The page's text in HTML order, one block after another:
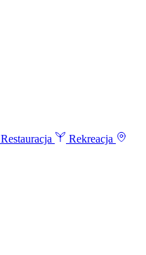
Restauracja
Rekreacja